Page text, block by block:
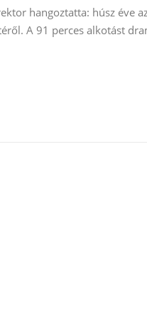
hangoztatta: húsz éve
A 91 perces alkotást